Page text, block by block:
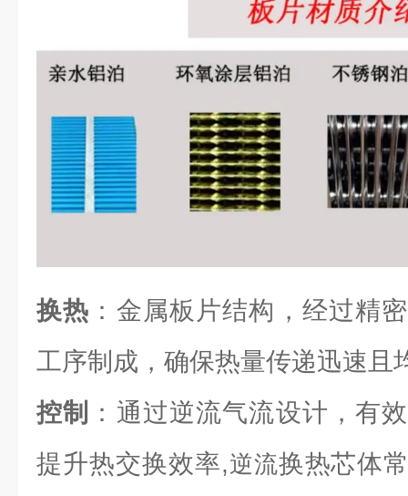
换热 ：金属板片结构，经过精
工序制成，确保热量传递迅速且
控制
：通过逆流气流设计，有
提升热交换效率,逆流换热芯体